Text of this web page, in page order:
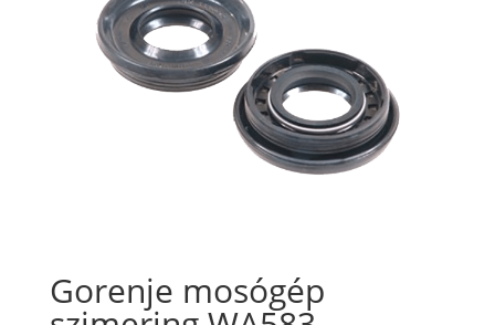
Gorenje mosógép